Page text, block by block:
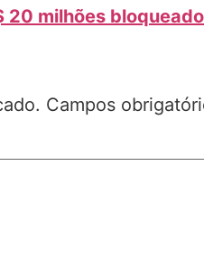
20 milhões
Campos